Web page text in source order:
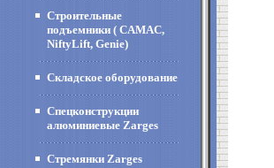
Строительные
подъемники ( CAMAC,
NiftyLift, Genie)
Складское оборудование
Спецконструкции
алюминиевые Zarges
Стремянки Zarges